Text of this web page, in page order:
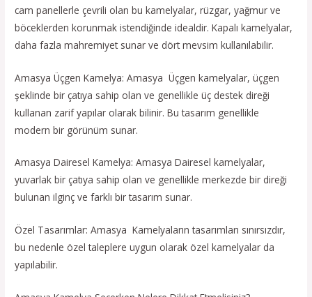
cam panellerle çevrili olan bu kamelyalar, rüzgar, yağmur ve
böceklerden korunmak istendiğinde idealdir. Kapalı kamelyalar,
daha fazla mahremiyet sunar ve dört mevsim kullanılabilir.
Amasya Üçgen Kamelya: Amasya Üçgen kamelyalar, üçgen
şeklinde bir çatıya sahip olan ve genellikle üç destek direği
kullanan zarif yapılar olarak bilinir. Bu tasarım genellikle
modern bir görünüm sunar.
Amasya Dairesel Kamelya: Amasya Dairesel kamelyalar,
yuvarlak bir çatıya sahip olan ve genellikle merkezde bir direği
bulunan ilginç ve farklı bir tasarım sunar.
Özel Tasarımlar: Amasya Kamelyaların tasarımları sınırsızdır,
bu nedenle özel taleplere uygun olarak özel kamelyalar da
yapılabilir.